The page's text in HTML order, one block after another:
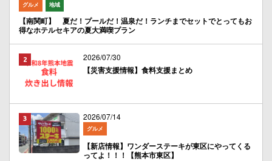
グルメ 地域
【南関町】 夏だ！プールだ！温泉だ！ランチまでセットでとってもお
得なホテルセキアの夏大満喫プラン
2026/07/30
【災害支援情報】食料支援まとめ
2026/07/14
グルメ
【新店情報】ワンダーステーキが東区にやってくる
ってよ！！！【熊本市東区】